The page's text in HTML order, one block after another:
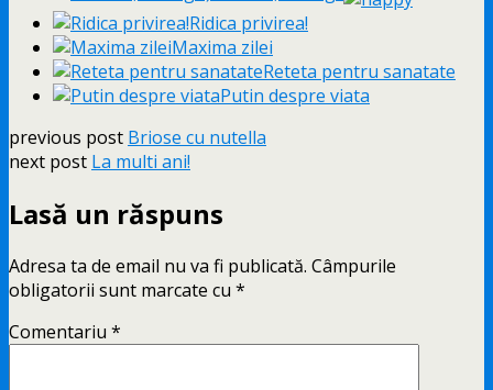
Ridica privirea!
Maxima zilei
Reteta pentru sanatate
Putin despre viata
previous post Briose cu nutella
next post La multi ani!
Lasă un răspuns
Adresa ta de email nu va fi publicată. Câmpurile
obligatorii sunt marcate cu *
Comentariu *